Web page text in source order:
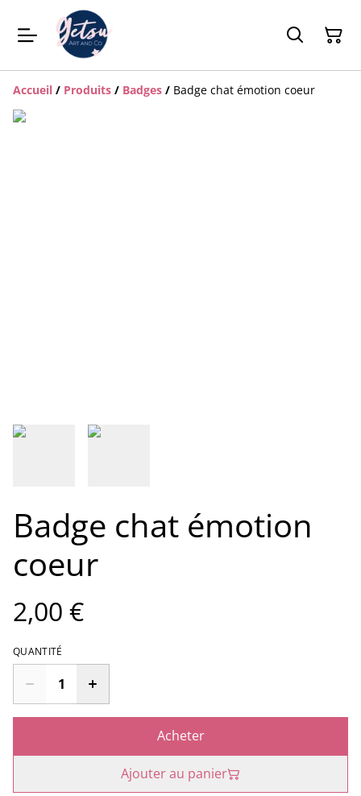
Accueil / Produits / Badges / Badge chat émotion coeur
Badge chat émotion
coeur
2,00 €
QUANTITÉ
Acheter
Ajouter au panier